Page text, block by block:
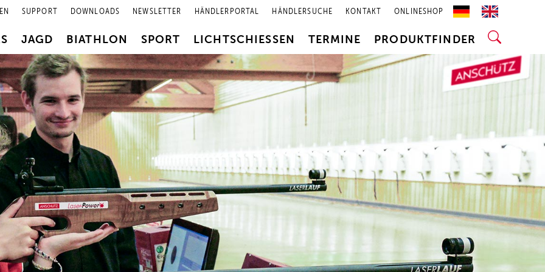
SUPPORT DOWNLOADS NEWSLETTER HÄNDLERPORTAL HÄNDLERSUCHE KONTAKT ONLINESHOP
JAGD BIATHLON SPORT LICHTSCHIESSEN TERMINE PRODUKTFINDER